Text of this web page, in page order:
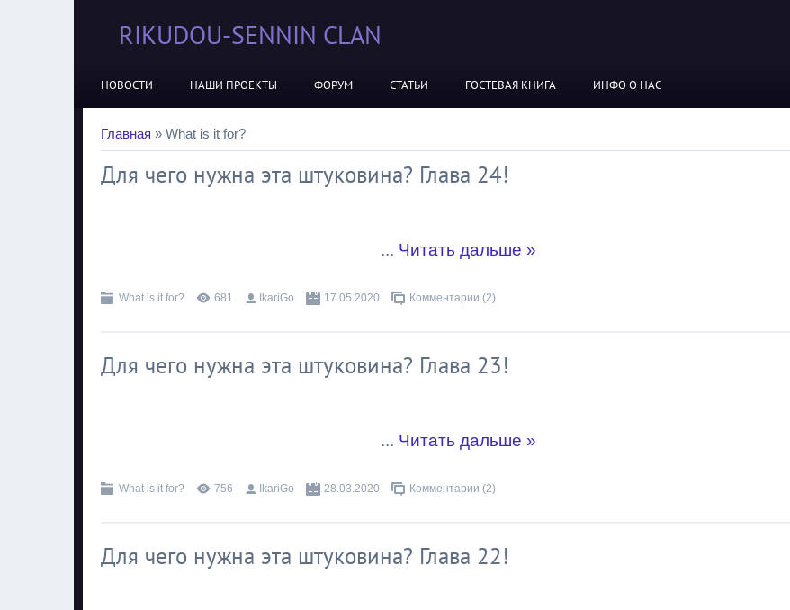
RIKUDOU-SENNIN CLAN
НОВОСТИ НАШИ ПРОЕКТЫ ФОРУМ СТАТЬИ ГОСТЕВАЯ КНИГА ИНФО О НАС
Главная » What is it for?
Для чего нужна эта штуковина? Глава 24!
... Читать дальше »
What is it for? 681 IkariGo 17.05.2020 Комментарии (2)
Для чего нужна эта штуковина? Глава 23!
... Читать дальше »
What is it for? 756 IkariGo 28.03.2020 Комментарии (2)
Для чего нужна эта штуковина? Глава 22!